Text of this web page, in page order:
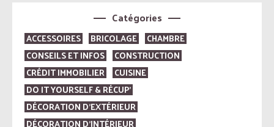
Catégories
ACCESSOIRES BRICOLAGE
CHAMBRE
CONSEILS ET INFOS
CONSTRUCTION
CRÉDIT IMMOBILIER
CUISINE
DO IT YOURSELF & RÉCUP’
DÉCORATION D'EXTÉRIEUR
DÉCORATION D'INTÉRIEUR